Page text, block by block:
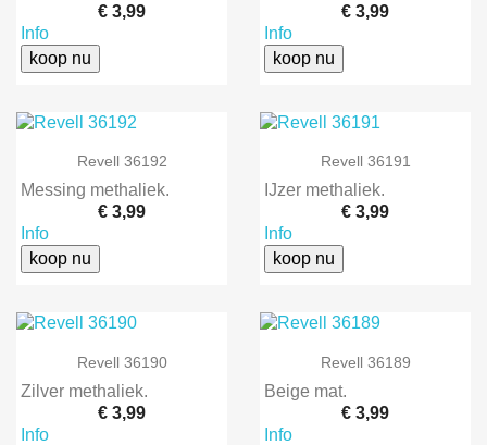
€ 3,99
Info
koop nu
€ 3,99
Info
koop nu
Revell 36192
Messing methaliek.
€ 3,99
Info
koop nu
Revell 36191
IJzer methaliek.
€ 3,99
Info
koop nu
Revell 36190
Zilver methaliek.
€ 3,99
Info
Revell 36189
Beige mat.
€ 3,99
Info